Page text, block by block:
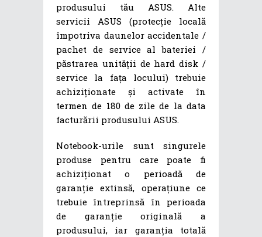
produsului tău ASUS. Alte
servicii ASUS (protecție locală
împotriva daunelor accidentale /
pachet de service al bateriei /
păstrarea unității de hard disk /
service la fața locului) trebuie
achiziționate și activate în
termen de 180 de zile de la data
facturării produsului ASUS.
Notebook-urile sunt singurele
produse pentru care poate fi
achiziționat o perioadă de
garanție extinsă, operațiune ce
trebuie întreprinsă în perioada
de garanție originală a
produsului, iar garanția totală